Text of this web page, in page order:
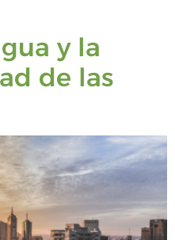
y la
de las